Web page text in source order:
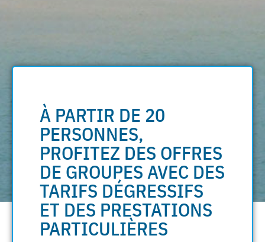
À PARTIR DE 20
PERSONNES,
PROFITEZ DES OFFRES
DE GROUPES AVEC DES
TARIFS DÉGRESSIFS
ET DES PRESTATIONS
PARTICULIÈRES